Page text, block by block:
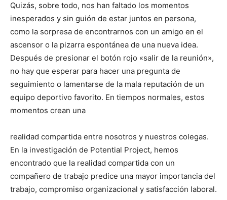
Quizás, sobre todo, nos han faltado los momentos
inesperados y sin guión de estar juntos en persona,
como la sorpresa de encontrarnos con un amigo en el
ascensor o la pizarra espontánea de una nueva idea.
Después de presionar el botón rojo «salir de la reunión»,
no hay que esperar para hacer una pregunta de
seguimiento o lamentarse de la mala reputación de un
equipo deportivo favorito. En tiempos normales, estos
momentos crean una
realidad compartida entre nosotros y nuestros colegas.
En la investigación de Potential Project, hemos
encontrado que la realidad compartida con un
compañero de trabajo predice una mayor importancia del
trabajo, compromiso organizacional y satisfacción laboral.